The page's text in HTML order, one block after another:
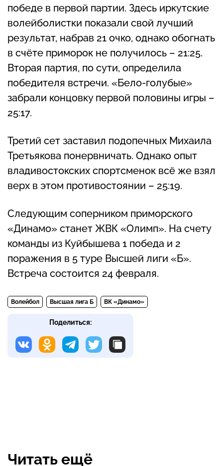
победе в первой партии. Здесь иркутские
волейболистки показали свой лучший
результат, набрав 21 очко, однако обогнать
в счёте приморок не получилось – 21:25.
Вторая партия, по сути, определила
победителя встречи. «Бело-голубые»
забрали концовку первой половины игры –
25:17.
Третий сет заставил подопечных Михаила
Третьякова понервничать. Однако опыт
владивостокских спортсменок всё же взял
верх в этом противостоянии – 25:19.
Следующим соперником приморского
«Динамо» станет ЖВК «Олимп». На счету
команды из Куйбышева 1 победа и 2
поражения в 5 туре Высшей лиги «Б».
Встреча состоится 24 февраля.
Волейбол Высшая лига Б ВК «Динамо»
Поделиться:
Читать ещё